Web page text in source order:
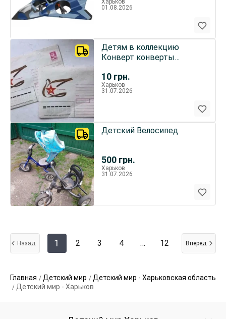
Харьков
01.08.2026
10 грн.
Детям в коллекцию
Конверт конверты
маркированные ссср 1986
г.
Харьков
31.07.2026
500 грн.
Детский Велосипед
Харьков
31.07.2026
Назад 1 2 3 4 … 12 Вперед
Главная Детский мир
Детский мир - Харьковская область
Детский мир - Харьков